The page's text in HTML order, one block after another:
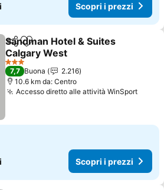
Scopri i prezzi
CondividiAggiungi ai preferiti
Sandman Hotel & Suites
Calgary West
Scopri i prezzi
3 Stelle
7,7 Buona
2.216
10.6 km da: Centro
Accesso diretto alle attività WinSport
Scopri i prezzi